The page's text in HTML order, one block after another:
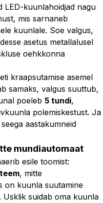
LED-kuunlahoidjad nagu
mis sarnaneb
kuunlale. Soe valgus,
asetus metallalusel
oehkkonna
kraapsutamise asemel
samaks, valgus suuttub,
poeleb 5 tundi,
polemiskestust. Ja
aastakumneid
mundiautomaat
esile toomist:
, mitte
on kuunla suutamine
Usklik suidab oma kuunla